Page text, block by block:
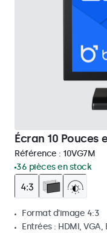
Écran 10 Pouces
Référence : 10VG7M
36 pièces en stock
Format d'image 4:3
Entrées : HDMI, VGA,